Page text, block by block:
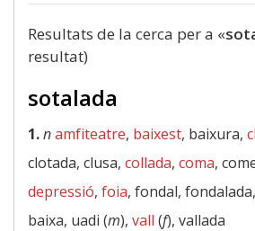
Resultats de la cerca per a «
resultat)
sotalada
1.namfiteatre, baixest, baixura,
clotada, clusa, collada, coma,
depressió, foia, fondal, fondalada,
baixa, uadi (m), vall (f), vallada